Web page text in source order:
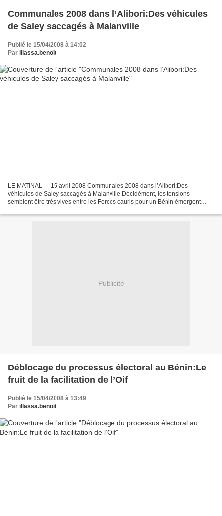
Communales 2008 dans l’Alibori:Des véhicules
de Saley saccagés à Malanville
Publié le 15/04/2008 à 14:02
Par illassa.benoit
LE MATINAL - - 15 avril 2008 Communales 2008 dans l’Alibori:Des
véhicules de Saley saccagés à Malanville Décidément, les tensions
semblent être très vives entre les Forces cauris pour un Bénin émergent
Publicité
Déblocage du processus électoral au Bénin:Le
fruit de la facilitation de l’Oif
Publié le 15/04/2008 à 13:49
Par illassa.benoit